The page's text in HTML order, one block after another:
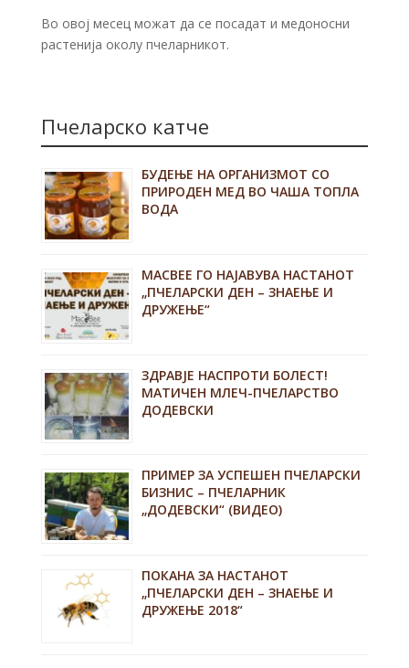
Во овој месец можат да се посадат и медoносни
растенија околу пчеларникот.
Пчеларско катче
БУДЕЊЕ НА ОРГАНИЗМОТ СО
ПРИРОДЕН МЕД ВО ЧАША ТОПЛА
ВОДА
MACBEE ГО НАЈАВУВА НАСТАНОТ
„ПЧЕЛАРСКИ ДЕН – ЗНАЕЊЕ И
ДРУЖЕЊЕ“
ЗДРАВЈЕ НАСПРОТИ БОЛЕСТ!
МАТИЧЕН МЛЕЧ-ПЧЕЛАРСТВО
ДОДЕВСКИ
ПРИМЕР ЗА УСПЕШЕН ПЧЕЛАРСКИ
БИЗНИС – ПЧЕЛАРНИК
„ДОДЕВСКИ“ (ВИДЕО)
ПОКАНА ЗА НАСТАНОТ
„ПЧЕЛАРСКИ ДЕН – ЗНАЕЊЕ И
ДРУЖЕЊЕ 2018“